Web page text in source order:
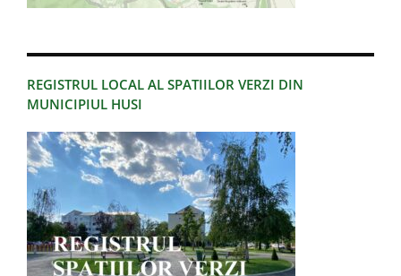
REGISTRUL LOCAL AL SPATIILOR VERZI DIN
MUNICIPIUL HUSI